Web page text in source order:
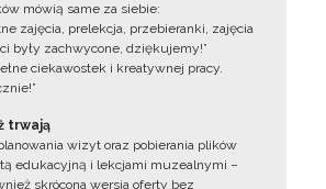
mówią same za siebie:
zajęcia, prelekcja, przebieranki, zajęcia
były zachwycone, dziękujemy!”
ciekawostek i kreatywnej pracy.
trwają
wizyt oraz pobierania plików
edukacyjną i lekcjami muzealnymi –
skrócona wersja oferty bez